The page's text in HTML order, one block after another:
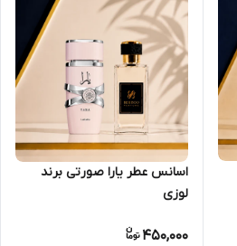
اسانس عطر یارا صورتی برند
لوزی
450,000